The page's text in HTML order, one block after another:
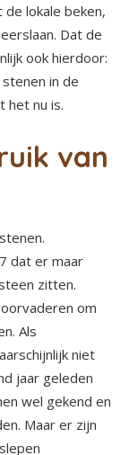
lokale beken,
Dat de
ook hierdoor:
in de
het nu is.
van
dat er maar
zitten.
om
Als
niet
jaar geleden
wel gekend en
Maar er zijn